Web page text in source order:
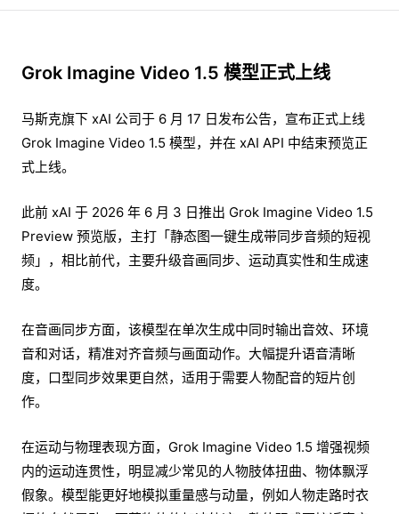
Grok Imagine Video 1.5 模型正式上线
马斯克旗下 xAI 公司于 6 月 17 日发布公告，宣布正式上线
Grok Imagine Video 1.5 模型，并在 xAI API 中结束预览正
式上线。
此前 xAI 于 2026 年 6 月 3 日推出 Grok Imagine Video 1.5
Preview 预览版，主打「静态图一键生成带同步音频的短视
频」，相比前代，主要升级音画同步、运动真实性和生成速
度。
在音画同步方面，该模型在单次生成中同时输出音效、环境
音和对话，精准对齐音频与画面动作。大幅提升语音清晰
度，口型同步效果更自然，适用于需要人物配音的短片创
作。
在运动与物理表现方面，Grok Imagine Video 1.5 增强视频
内的运动连贯性，明显减少常见的人物肢体扭曲、物体飘浮
假象。模型能更好地模拟重量感与动量，例如人物走路时衣